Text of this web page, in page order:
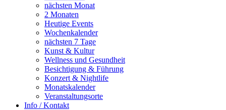
nächsten Monat
2 Monaten
Heutige Events
Wochenkalender
nächsten 7 Tage
Kunst & Kultur
Wellness und Gesundheit
Besichtigung & Führung
Konzert & Nightlife
Monatskalender
Veranstaltungsorte
Info / Kontakt